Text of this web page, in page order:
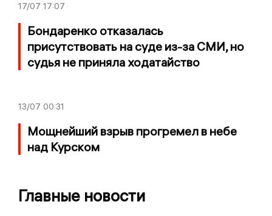
17/07 17:07
Бондаренко отказалась
присутствовать на суде из-за СМИ, но
судья не приняла ходатайство
13/07 00:31
Мощнейший взрыв прогремел в небе
над Курском
Главные новости